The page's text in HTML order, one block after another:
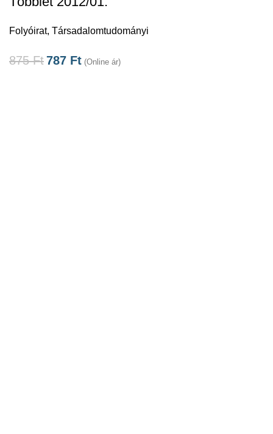
Folyóirat, Társadalomtudományi
875Ft787 Ft (Online ár)